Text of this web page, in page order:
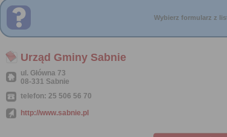
Wybierz formularz z
Urząd Gminy Sabnie
ul. Główna 73
08-331 Sabnie
telefon: 25 506 56 70
http://www.sabnie.pl